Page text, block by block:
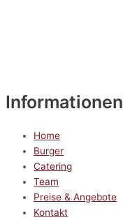
Informationen
Home
Burger
Catering
Team
Preise & Angebote
Kontakt